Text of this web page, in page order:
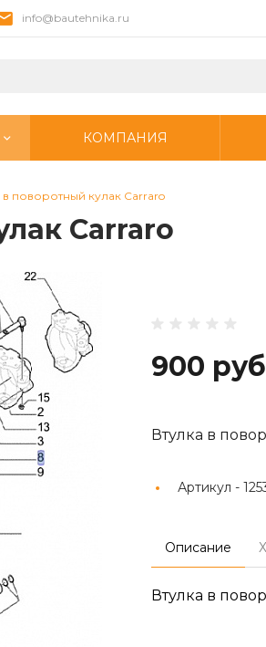
info@bautehnika.ru
КОМПАНИЯ
в поворотный кулак Carraro
Carraro
900
Втулка в
Артикул -
Описание
Втулка в